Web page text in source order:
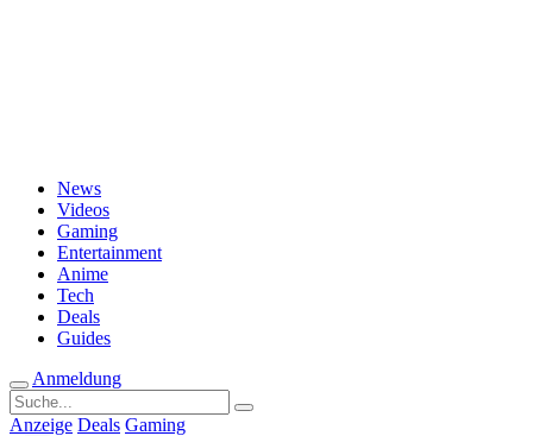
News
Videos
Gaming
Entertainment
Anime
Tech
Deals
Guides
Anmeldung
Suche
nach:
Anzeige Deals Gaming